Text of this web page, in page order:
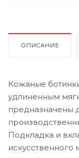
ОПИСАНИЕ
Кожаные
удлиненным
предназначены
Подкладка и